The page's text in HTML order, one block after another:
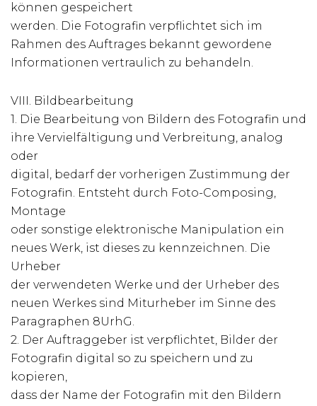
können gespeichert
werden. Die Fotografin verpflichtet sich im
Rahmen des Auftrages bekannt gewordene
Informationen vertraulich zu behandeln.
VIII. Bildbearbeitung
1. Die Bearbeitung von Bildern des Fotografin und
ihre Vervielfältigung und Verbreitung, analog
oder
digital, bedarf der vorherigen Zustimmung der
Fotografin. Entsteht durch Foto-Composing,
Montage
oder sonstige elektronische Manipulation ein
neues Werk, ist dieses zu kennzeichnen. Die
Urheber
der verwendeten Werke und der Urheber des
neuen Werkes sind Miturheber im Sinne des
Paragraphen 8UrhG.
2. Der Auftraggeber ist verpflichtet, Bilder der
Fotografin digital so zu speichern und zu
kopieren,
dass der Name der Fotografin mit den Bildern